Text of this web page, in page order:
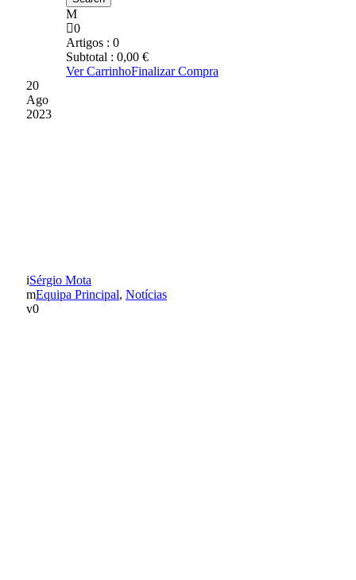
0
Artigos : 0
Subtotal : 0,00 €
Ver CarrinhoFinalizar Compra
20
Ago
2023
Sérgio Mota
Equipa Principal, Notícias
0